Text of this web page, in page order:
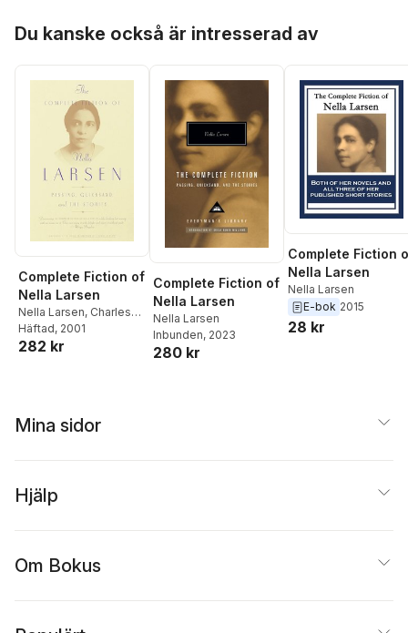
Du kanske också är intresserad av
Complete Fiction of
Nella Larsen
Nella Larsen, Charles
Larson
Häftad, 2001
282 kr
Complete Fiction of
Nella Larsen
Nella Larsen
Inbunden, 2023
280 kr
Complete Fiction
Nella Larsen
Nella Larsen
E-bok 2015
28 kr
Mina sidor
Hjälp
Om Bokus